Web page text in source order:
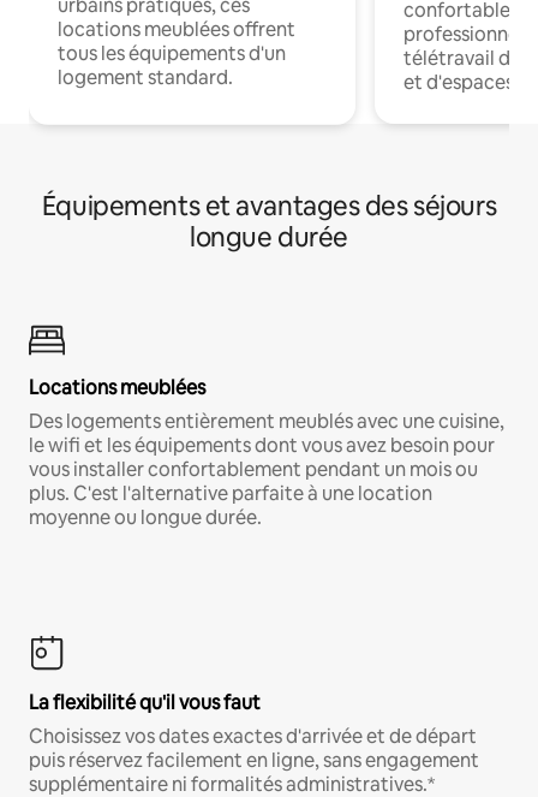
urbains pratiques, ces
locations meublées offrent
tous les équipements d'un
logement standard.
confortables
professionnels
télétravail
et d'espaces
Équipements et avantages des séjours
longue durée
Locations meublées
Des logements entièrement meublés avec une cuisine,
le wifi et les équipements dont vous avez besoin pour
vous installer confortablement pendant un mois ou
plus. C'est l'alternative parfaite à une location
moyenne ou longue durée.
La flexibilité qu'il vous faut
Choisissez vos dates exactes d'arrivée et de départ
puis réservez facilement en ligne, sans engagement
supplémentaire ni formalités administratives.*